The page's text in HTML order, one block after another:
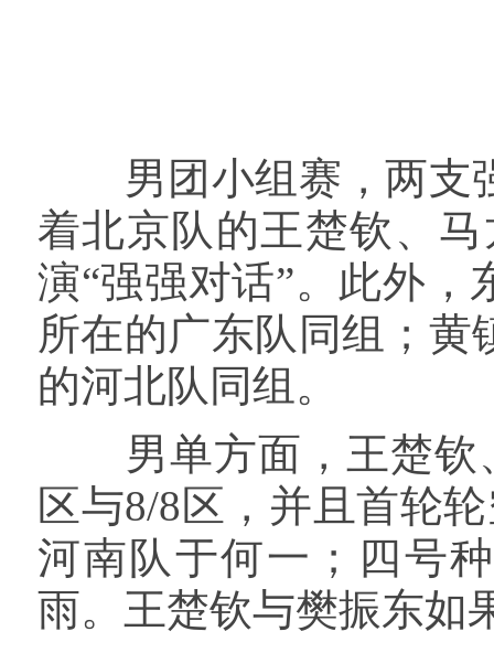
男团小组赛，两支强
着北京队的王楚钦、
演“强强对话”。此外
所在的广东队同组；
的河北队同组。
男单方面，王楚钦
区与8/8区，并且首轮
河南队于何一；四号
雨。王楚钦与樊振东如